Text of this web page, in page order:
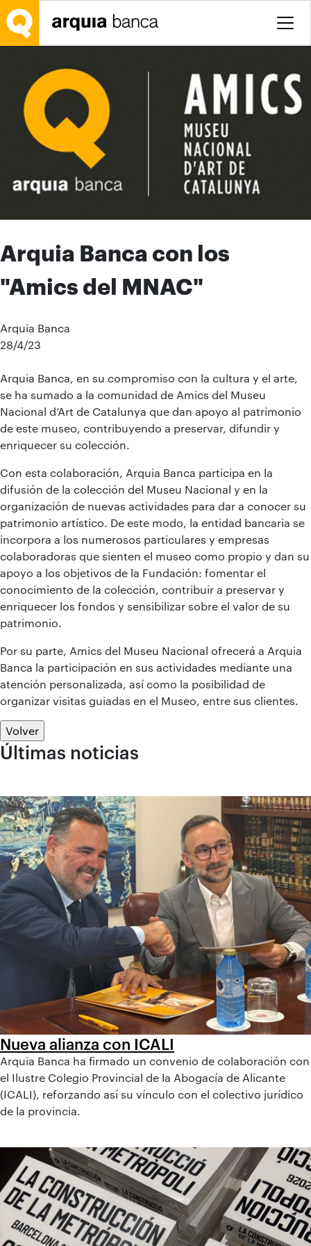
Saltar al contenido principal
Arquia Banca con los
"Amics del MNAC"
Arquia Banca
28/4/23
Arquia Banca, en su compromiso con la cultura y el arte,
se ha sumado a la comunidad de Amics del Museu
Nacional d’Art de Catalunya que dan apoyo al patrimonio
de este museo, contribuyendo a preservar, difundir y
enriquecer su colección.
Con esta colaboración, Arquia Banca participa en la
difusión de la colección del Museu Nacional y en la
organización de nuevas actividades para dar a conocer su
patrimonio artístico. De este modo, la entidad bancaria se
incorpora a los numerosos particulares y empresas
colaboradoras que sienten el museo como propio y dan su
apoyo a los objetivos de la Fundación: fomentar el
conocimiento de la colección, contribuir a preservar y
enriquecer los fondos y sensibilizar sobre el valor de su
patrimonio.
Por su parte, Amics del Museu Nacional ofrecerá a Arquia
Banca la participación en sus actividades mediante una
atención personalizada, así como la posibilidad de
organizar visitas guiadas en el Museo, entre sus clientes.
Volver
Últimas noticias
Nueva alianza con ICALI
Arquia Banca ha firmado un convenio de colaboración con
el Ilustre Colegio Provincial de la Abogacía de Alicante
(ICALI), reforzando así su vínculo con el colectivo jurídico
de la provincia.